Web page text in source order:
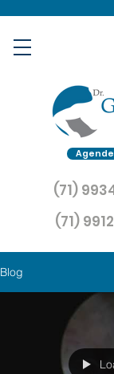
(71)
(71)
Blog